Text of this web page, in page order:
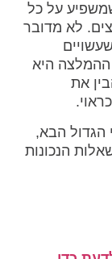
על כל
לא מדובר
ההמלצה היא
את
הגדול הבא,
הנכונות